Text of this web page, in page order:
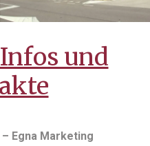
und
Egna Marketing